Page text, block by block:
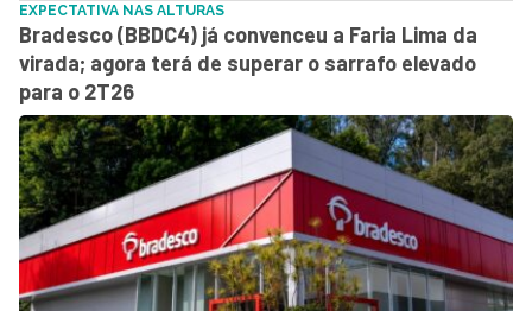
EXPECTATIVA NAS ALTURAS
Bradesco (BBDC4) já convenceu a Faria Lima da
virada; agora terá de superar o sarrafo elevado
para o 2T26